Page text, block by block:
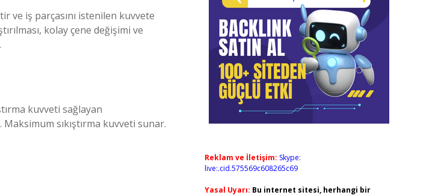
ve iş parçasını istenilen kuvvete
kolay çene değişimi ve
kuvveti sağlayan
sıkıştırma kuvveti sunar.
Reklam ve İletişim: Skype:
live:.cid.575569c608265c69
Yasal Uyarı: Bu internet sitesi, herhangi bir